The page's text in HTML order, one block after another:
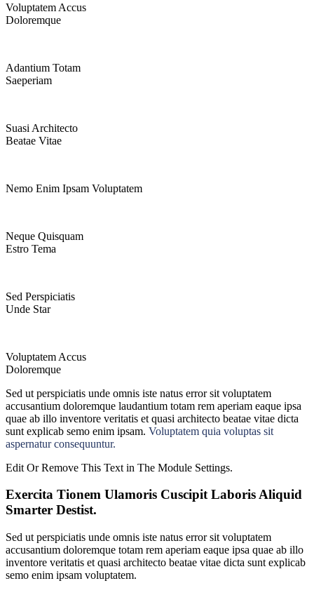
Voluptatem Accus
Doloremque
Adantium Totam
Saeperiam
Suasi Architecto
Beatae Vitae
Nemo Enim Ipsam Voluptatem
Neque Quisquam
Estro Tema
Sed Perspiciatis
Unde Star
Voluptatem Accus
Doloremque
Sed ut perspiciatis unde omnis iste natus error sit voluptatem
accusantium doloremque laudantium totam rem aperiam eaque ipsa
quae ab illo inventore veritatis et quasi architecto beatae vitae dicta
sunt explicab semo enim ipsam. Voluptatem quia voluptas sit
aspernatur consequuntur.
Edit Or Remove This Text in The Module Settings.
Exercita Tionem Ulamoris Cuscipit Laboris Aliquid
Smarter Destist.
Sed ut perspiciatis unde omnis iste natus error sit voluptatem
accusantium doloremque totam rem aperiam eaque ipsa quae ab illo
inventore veritatis et quasi architecto beatae vitae dicta sunt explicab
semo enim ipsam voluptatem.